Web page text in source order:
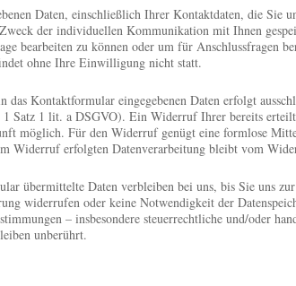
Daten, einschließlich Ihrer Kontaktdaten, die Sie
der individuellen Kommunikation mit Ihnen
bearbeiten zu können oder um für Anschlussfragen
ohne Ihre Einwilligung nicht statt.
das Kontaktformular eingegebenen Daten erfolgt
Satz 1 lit. a DSGVO). Ein Widerruf Ihrer bereits
möglich. Für den Widerruf genügt eine formlose
Widerruf erfolgten Datenverarbeitung bleibt vom
übermittelte Daten verbleiben bei uns, bis Sie uns
widerrufen oder keine Notwendigkeit der
– insbesondere steuerrechtliche und/oder
unberührt.